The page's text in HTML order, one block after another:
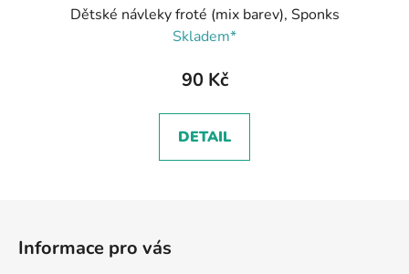
Dětské návleky froté (mix barev), Sponks
Skladem*
90 Kč
DETAIL
Informace pro vás